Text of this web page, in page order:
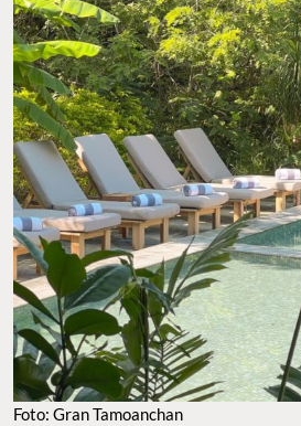
Foto: Gran Tamoanchan